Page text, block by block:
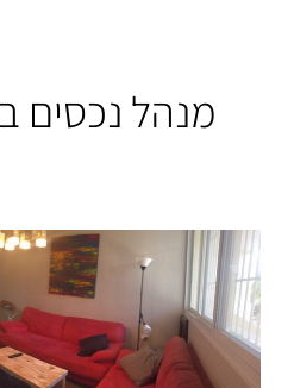
מנהל נכסים
מי
מטפל
בהעברת
החשבונות
ברשויות?